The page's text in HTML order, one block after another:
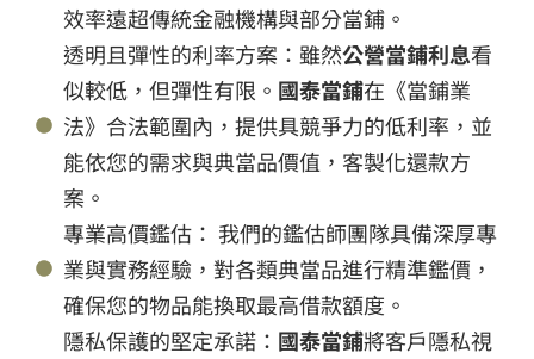
效率遠超傳統金融機構與部分當鋪。
透明且彈性的利率方案：雖然公營當鋪利息看
似較低，但彈性有限。 國泰當鋪在《當鋪業
法》合法範圍內，提供具競爭力的低利率，並
能依您的需求與典當品價值，客製化還款方
案。
專業高價鑑估： 我們的鑑估師團隊具備深厚專
業與實務經驗，對各類典當品進行精準鑑價，
確保您的物品能換取最高借款額度。
隱私保護的堅定承諾： 國泰當鋪將客戶隱私視